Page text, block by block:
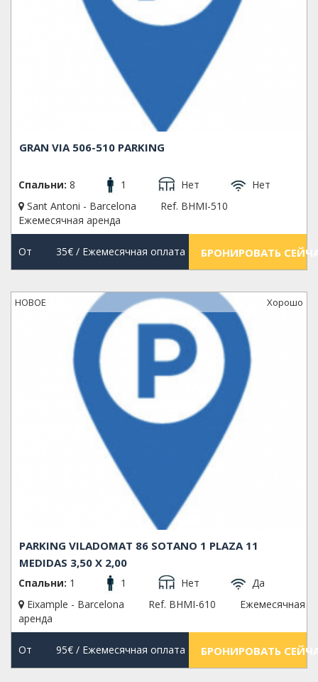
GRAN VIA 506-510 PARKING
Спальни: 8 1 Нет
Нет
Sant Antoni - Barcelona
Ref. BHMI-510
Ежемесячная аренда
От 35€/ Ежемесячная оплата БРОНИРОВАТЬ
НОВОЕ Xорошо
PARKING VILADOMAT 86 SOTANO 1 PLAZA 11
MEDIDAS 3,50 X 2,00
Спальни: 1 1 Нет
Да
Eixample - Barcelona
Ref. BHMI-610
Ежемесячная
аренда
От 95€/ Ежемесячная оплата БРОНИРОВАТЬ